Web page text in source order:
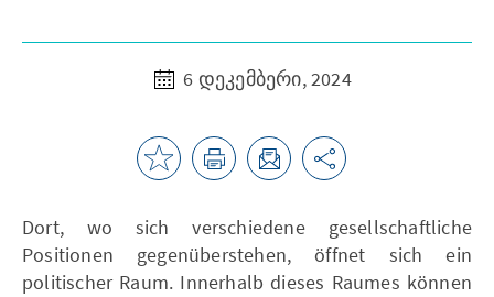
6 დეკემბერი, 2024
Dort, wo sich verschiedene gesellschaftliche
Positionen gegenüberstehen, öffnet sich ein
politischer Raum. Innerhalb dieses Raumes können